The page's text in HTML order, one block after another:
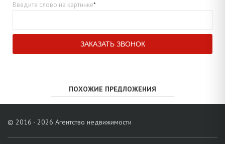
Введите слово на картинке*
ПОХОЖИЕ ПРЕДЛОЖЕНИЯ
© 2016 - 2026 Агентство недвижимости